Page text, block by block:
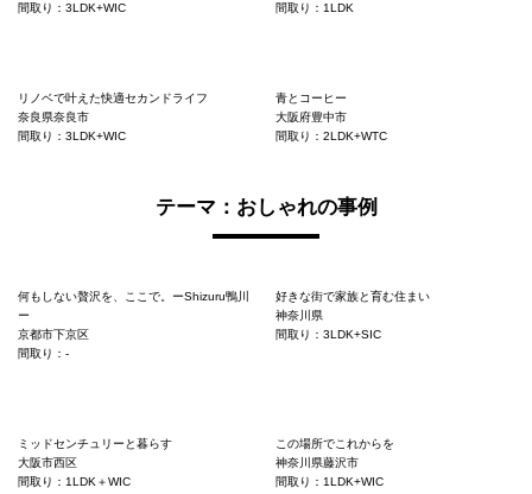
間取り：3LDK+WIC
間取り：1LDK
リノベで叶えた快適セカンドライフ
奈良県奈良市
間取り：3LDK+WIC
青とコーヒー
大阪府豊中市
間取り：2LDK+WTC
テーマ：おしゃれの事例
何もしない贅沢を、ここで。ーShizuru鴨川
ー
京都市下京区
間取り：-
好きな街で家族と育む住まい
神奈川県
間取り：3LDK+SIC
ミッドセンチュリーと暮らす
大阪市西区
間取り：1LDK＋WIC
この場所でこれからを
神奈川県藤沢市
間取り：1LDK+WIC